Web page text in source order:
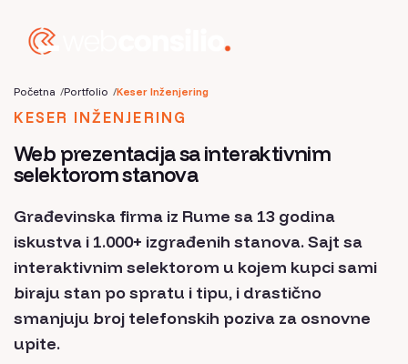
Početna Portfolio Keser Inženjering
KESER INŽENJERING
Web prezentacija sa interaktivnim
selektorom stanova
Građevinska firma iz Rume sa 13 godina
iskustva i 1.000+ izgrađenih stanova. Sajt sa
interaktivnim selektorom u kojem kupci sami
biraju stan po spratu i tipu, i drastično
smanjuju broj telefonskih poziva za osnovne
upite.